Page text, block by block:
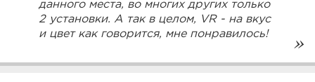
данного места, во многих других только
2 установки. А так в целом, VR - на вкус
и цвет как говорится, мне понравилось!